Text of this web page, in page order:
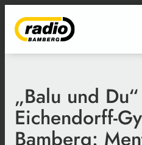
„Balu und
Eichendorff-
Bamberg: